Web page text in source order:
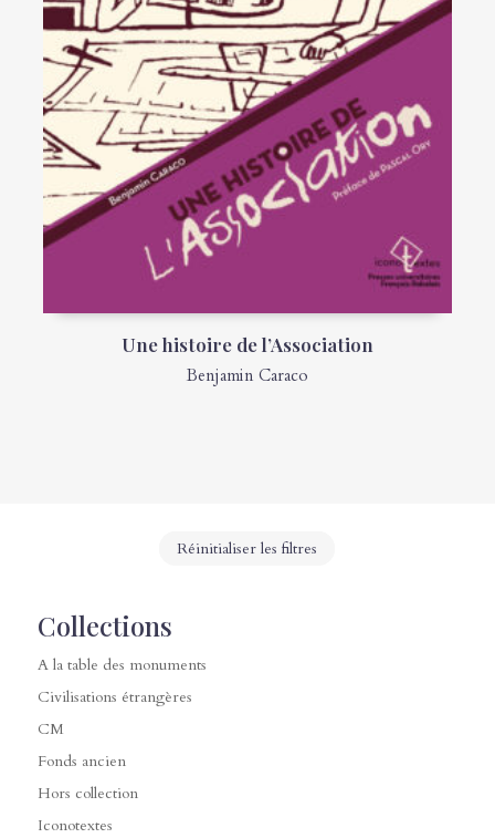
Une histoire de l’Association
Benjamin Caraco
Réinitialiser les filtres
Collections
A la table des monuments
Civilisations étrangères
CM
Fonds ancien
Hors collection
Iconotextes